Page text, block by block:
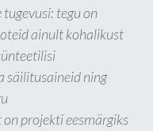
tegu on
ainult kohalikust
säilitusaineid ning
projekti eesmärgiks